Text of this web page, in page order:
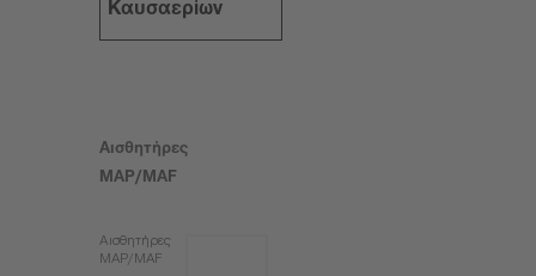
Καυσαερίων
Αισθητήρες
MAP/MAF
Αισθητήρες
MAP/MAF